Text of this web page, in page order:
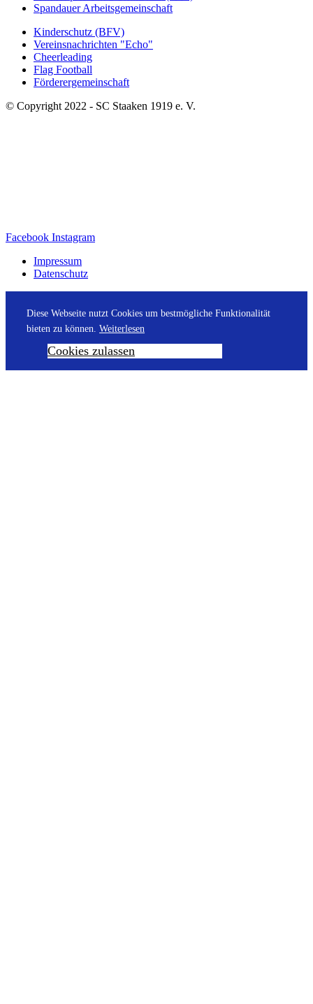
Spandauer Arbeitsgemeinschaft
Kinderschutz (BFV)
Vereinsnachrichten "Echo"
Cheerleading
Flag Football
Förderergemeinschaft
© Copyright 2022 - SC Staaken 1919 e. V.
Facebook Instagram
Impressum
Datenschutz
Diese Webseite nutzt Cookies um bestmögliche Funktionalität
bieten zu können. Weiterlesen
Cookies zulassen